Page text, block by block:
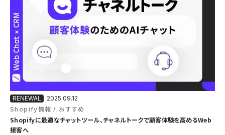
2025.09.12
Shopify情報
おすすめ
Shopifyに最適なチャットツール、チャネルトークで顧客体験を高めるWeb
接客へ